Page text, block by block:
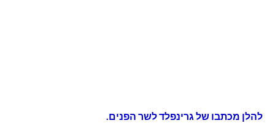
להלן מכתבו של גרינפלד לשר הפנים.